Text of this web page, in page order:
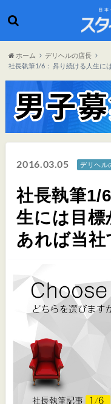
ホーム
デリヘルの店長
社長執筆1/6： 昇り続ける人生に
2016.03.05 デリヘル
社長執筆1/
生には目標
あれば当社